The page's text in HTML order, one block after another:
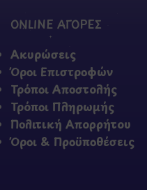
ONLINE ΑΓΟΡΕΣ
Ακυρώσεις
Όροι Επιστροφών
Τρόποι Αποστολής
Τρόποι Πληρωμής
Πολιτική Απορρήτου
Όροι & Προϋποθέσεις